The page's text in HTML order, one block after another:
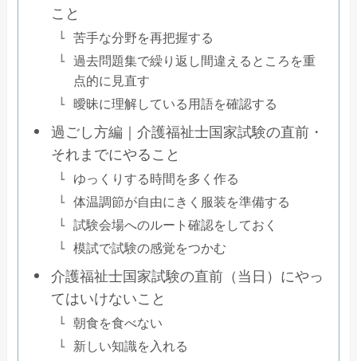
こと
苦手な分野を再把握する
過去問題集で繰り返し間違えるところを重
点的に見直す
曖昧に理解している用語を確認する
過ごし方編｜介護福祉士国家試験の直前・
それまでにやること
ゆっくりする時間を多く作る
体温調節が自由にきく服装を準備する
試験会場へのルート確認をしておく
模試で試験の感覚をつかむ
介護福祉士国家試験の直前（当日）にやっ
てはいけないこと
朝食を食べない
新しい知識を入れる